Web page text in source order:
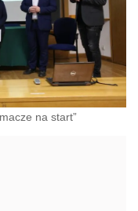
na start”